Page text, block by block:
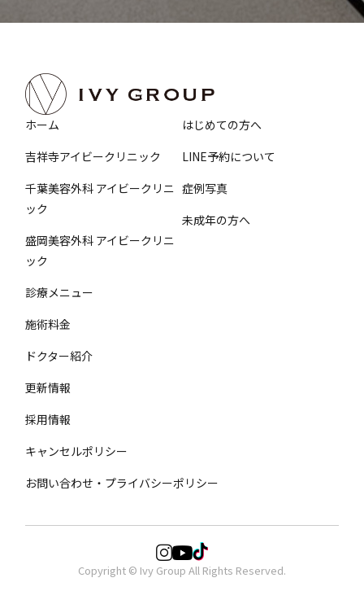
ホーム
吉祥寺アイビークリニック
千葉美容外科 アイビークリニ
ック
盛岡美容外科 アイビークリニ
ック
診療メニュー
施術料金
ドクター紹介
はじめての方へ
LINE予約について
症例写真
未成年の方へ
更新情報
採用情報
キャンセルポリシー
お問い合わせ・プライバシーポリシー
Copyright © Ivy Group All Rights Reserved.